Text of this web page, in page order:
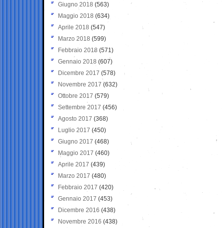
Giugno 2018 (563)
Maggio 2018 (634)
Aprile 2018 (547)
Marzo 2018 (599)
Febbraio 2018 (571)
Gennaio 2018 (607)
Dicembre 2017 (578)
Novembre 2017 (632)
Ottobre 2017 (579)
Settembre 2017 (456)
Agosto 2017 (368)
Luglio 2017 (450)
Giugno 2017 (468)
Maggio 2017 (460)
Aprile 2017 (439)
Marzo 2017 (480)
Febbraio 2017 (420)
Gennaio 2017 (453)
Dicembre 2016 (438)
Novembre 2016 (438)